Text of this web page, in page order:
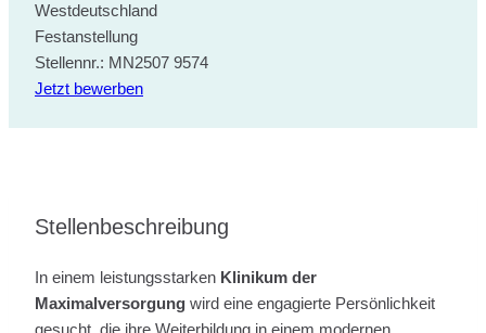
Westdeutschland
Festanstellung
Stellennr.: MN2507 9574
Jetzt bewerben
Stellenbeschreibung
In einem leistungsstarken Klinikum der
Maximalversorgung wird eine engagierte Persönlichkeit
gesucht, die ihre Weiterbildung in einem modernen,